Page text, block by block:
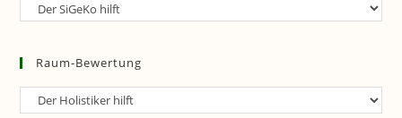
Raum-
Raum-Bewertung
Raum-